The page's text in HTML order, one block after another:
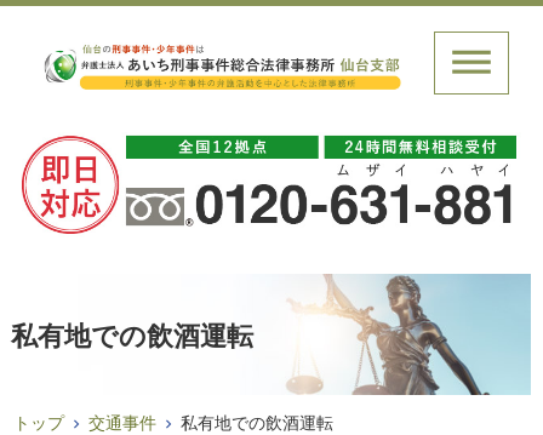
私有地での飲酒運転
トップ 交通事件 私有地での飲酒運転